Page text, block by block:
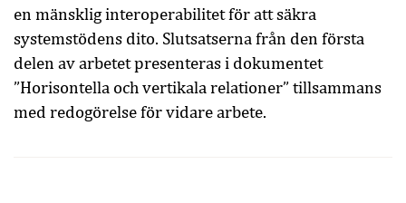
en mänsklig interoperabilitet för att säkra
systemstödens dito. Slutsatserna från den första
delen av arbetet presenteras i dokumentet
”Horisontella och vertikala relationer” tillsammans
med redogörelse för vidare arbete.